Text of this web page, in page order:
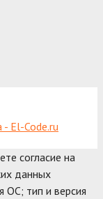
El-Code.ru
согласие на
данных
ОС; тип и версия